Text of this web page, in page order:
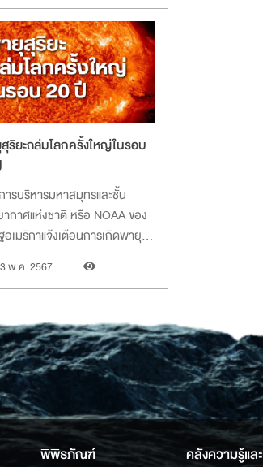
ริยะถล่มโลกครั้งใหญ่ในรอบ
ารบริหารมหาสมุทรและชั้น
ากาศแห่งชาติ หรือ NOAA ของ
เมริกาแจ้งเตือนการเกิดพายุ
ะดับ G5 ที่เป็นระดับสูงสุด ซึ่ง
จะส่งผลมายังโลกตั้งแต่วันที่
บลงเรื่อย ๆ
พ.ค. 2567
พิพิธภัณฑ์ คลังความรู้แล